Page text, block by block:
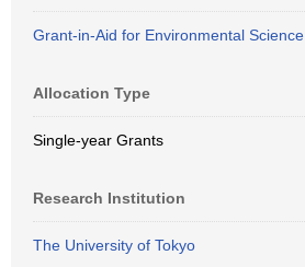
Grant-in-Aid for Environmental Science
Allocation Type
Single-year Grants
Research Institution
The University of Tokyo